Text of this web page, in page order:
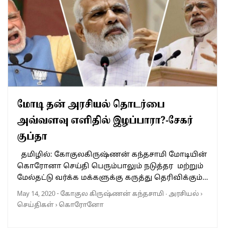
மோடி தன் அரசியல் தொடர்பை
அவ்வளவு எளிதில் இழப்பாரா?-சேகர்
குப்தா
தமிழில்: கோகுலகிருஷ்ணன் கந்தசாமி மோடியின்
கொரோனா செய்தி பெரும்பாலும் நடுத்தர மற்றும்
மேல்தட்டு வர்க்க மக்களுக்கு கருத்து தெரிவிக்கும்…
May 14, 2020-கோகுல கிருஷ்ணன் கந்தசாமி · அரசியல்›
செய்திகள்›கொரோனோ